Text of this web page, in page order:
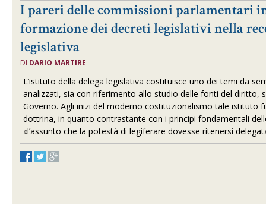
I pareri delle commissioni parlamentari
formazione dei decreti legislativi nella
legislativa
DI DARIO MARTIRE
L’istituto della delega legislativa costituisce uno dei temi da
analizzati, sia con riferimento allo studio delle fonti del diritto,
Governo. Agli inizi del moderno costituzionalismo tale istituto
dottrina, in quanto contrastante con i principi fondamentali
«l’assunto che la potestà di legiferare dovesse ritenersi